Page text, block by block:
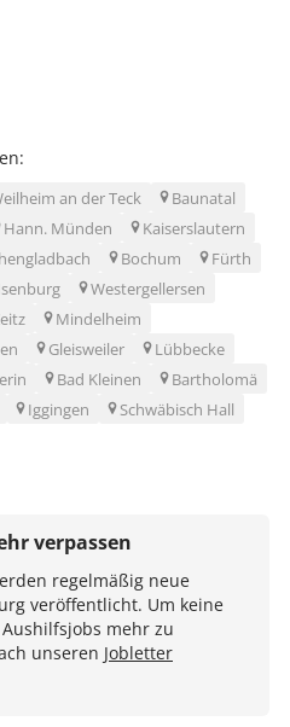
an der Teck
Baunatal
Hann. Münden
Kaiserslautern
Bochum
Fürth
Westergellersen
Mindelheim
Gleisweiler
Lübbecke
Bad Kleinen
Bartholomä
Iggingen
Schwäbisch Hall
verpassen
regelmäßig neue
veröffentlicht. Um keine
mehr zu
unseren Jobletter